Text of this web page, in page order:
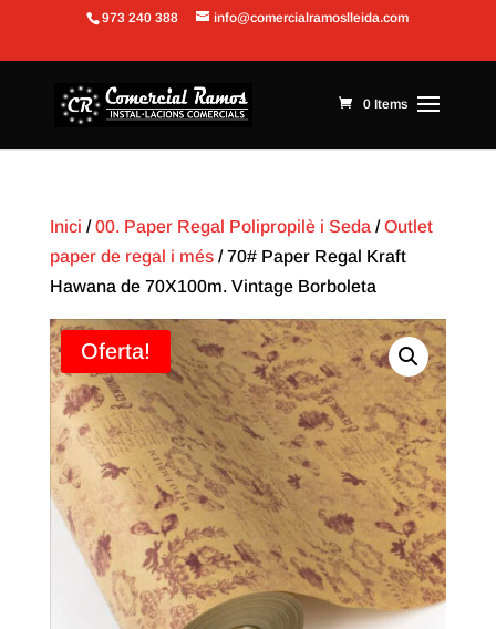
Obre la barra d'eines
973 240 388 info@comercialramoslleida.com
0 Items
Inici /00. Paper Regal Polipropilè i Seda /Outlet
paper de regal i més/ 70# Paper Regal Kraft
Hawana de 70X100m. Vintage Borboleta
Oferta!